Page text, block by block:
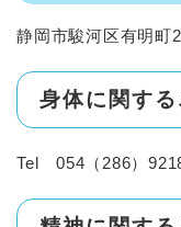
静岡市駿河区有明町
身体に関する
Tel 054（286）